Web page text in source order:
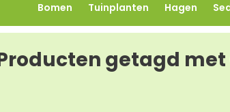
Bomen Tuinplanten Hagen
€250 -FLOWBO250 -5% vanaf
getagd met